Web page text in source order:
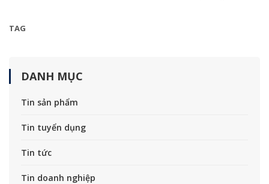
TAG
DANH MỤC
Tin sản phẩm
Tin tuyển dụng
Tin tức
Tin doanh nghiệp